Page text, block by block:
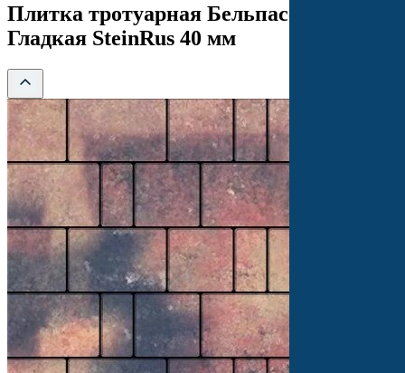
Плитка тротуарная Бельпассо Оригон
Гладкая SteinRus 40 мм